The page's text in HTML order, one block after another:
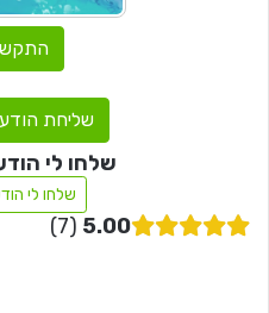
שליחת
שלחו לי
שלחו לי
5.00
7